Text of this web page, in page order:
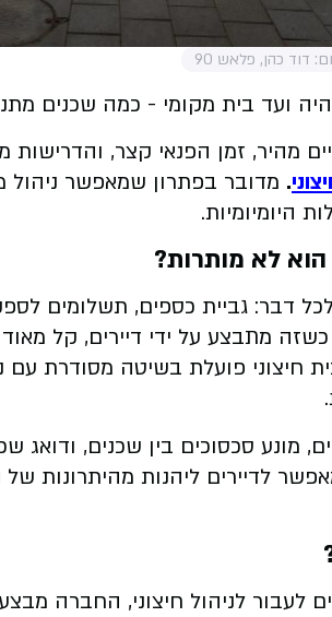
דוד כהן, פלאש 90
ועד בית מקומי - כמה שכנים
מהיר, זמן הפנאי קצר, והדרישות
. מדובר בפתרון שמאפשר ניהול
היומיומיות.
הוא לא מותרות?
לכל דבר: גביית כספים, תשלומים
כשזה מתבצע על ידי דיירים, קל
חיצוני פועלת בשיטה מסודרת עם
מונע סכסוכים בין שכנים,
לדיירים ליהנות מהיתרונות
לעבור לניהול חיצוני, החברה